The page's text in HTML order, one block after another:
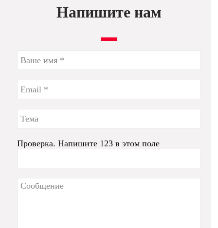
Напишите нам
Проверка. Напишите 123 в этом поле